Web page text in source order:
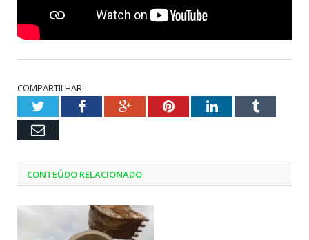
COMPARTILHAR:
TwitterFacebookGoogle+PinterestLinkedInTumblr
Email
CONTEÚDO RELACIONADO